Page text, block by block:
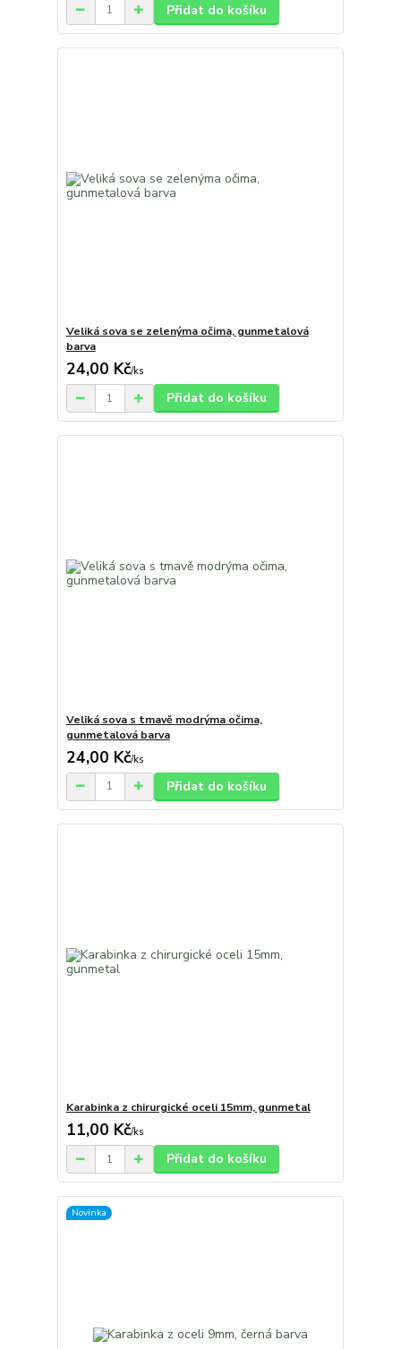
Přidat do košíku
Veliká sova se zelenýma očima, gunmetalová
barva
24,00 Kč/ks
Přidat do košíku
Veliká sova s tmavě modrýma očima,
gunmetalová barva
24,00 Kč/ks
Přidat do košíku
Karabinka z chirurgické oceli 15mm, gunmetal
11,00 Kč/ks
Přidat do košíku
Novinka